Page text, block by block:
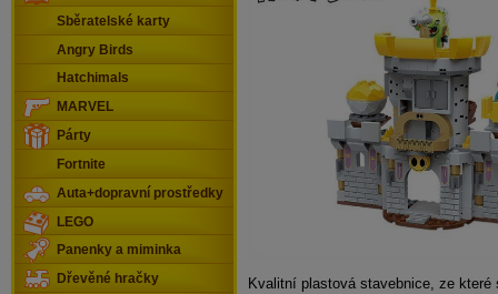
Kvalitní plastová stavebnice, ze které
Sběratelské karty
Angry Birds
Hatchimals
MARVEL
Párty
Fortnite
Auta+dopravní prostředky
LEGO
Panenky a miminka
Dřevěné hračky